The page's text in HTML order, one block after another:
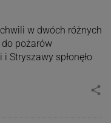
w dwóch różnych
pożarów
Stryszawy spłonęło
share